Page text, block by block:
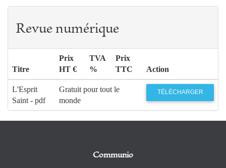
Revue numérique
Titre
Prix
HT €
TVA
%
Prix
TTC
Action
L'Esprit
Saint - pdf
Gratuit pour tout le
monde
TÉLÉCHARGER
Communio